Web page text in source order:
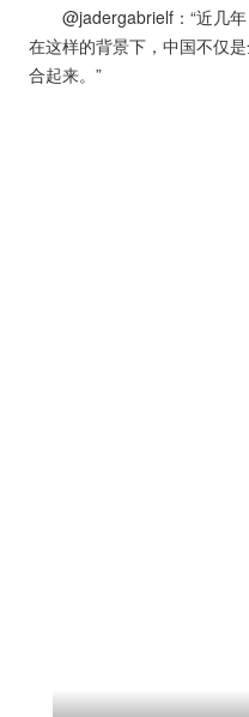
@jadergabrielf：“近几
在这样的背景下，中国不仅
合起来。”